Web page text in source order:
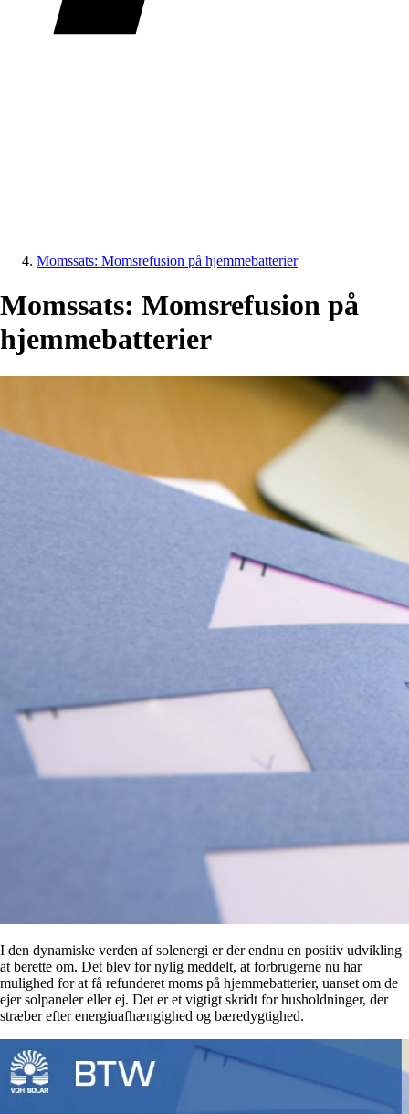
Momssats: Momsrefusion på hjemmebatterier
Momssats: Momsrefusion på
hjemmebatterier
I den dynamiske verden af solenergi er der endnu en positiv udvikling
at berette om. Det blev for nylig meddelt, at forbrugerne nu har
mulighed for at få refunderet moms på hjemmebatterier, uanset om de
ejer solpaneler eller ej. Det er et vigtigt skridt for husholdninger, der
stræber efter energiuafhængighed og bæredygtighed.